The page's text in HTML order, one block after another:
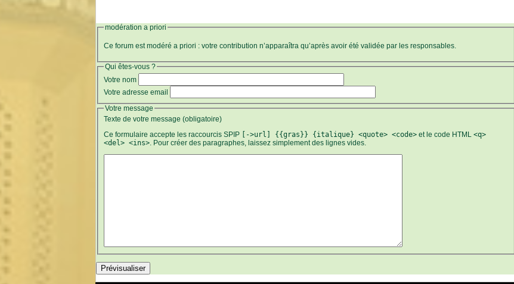
modération a priori
Ce forum est modéré a priori : votre contribution n’apparaîtra qu’après avoir été validée par les responsables.
Qui êtes-vous ?
Votre nom
Votre adresse email
Votre message
Texte de votre message (obligatoire)
Ce formulaire accepte les raccourcis SPIP
[->url] {{gras}} {italique} <quote> <code> et le code HTML <q>
<del> <ins>. Pour créer des paragraphes, laissez simplement des lignes vides.